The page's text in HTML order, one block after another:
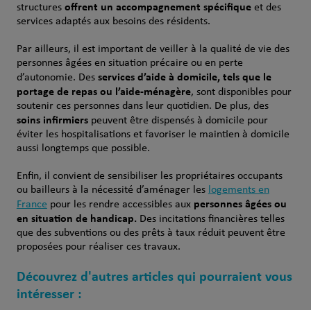
structures offrent un accompagnement spécifiqueet des
services adaptés aux besoins des résidents.
Par ailleurs, il est important de veiller à la qualité de vie des
personnes âgées en situation précaire ou en perte
d’autonomie. Des services d’aide à domicile, tels que le
portage de repas ou l’aide-ménagère, sont disponibles pour
soutenir ces personnes dans leur quotidien. De plus, des
soins infirmierspeuvent être dispensés à domicile pour
éviter les hospitalisations et favoriser le maintien à domicile
aussi longtemps que possible.
Enfin, il convient de sensibiliser les propriétaires occupants
ou bailleurs à la nécessité d’aménager les logements en
France pour les rendre accessibles aux personnes âgées ou
en situation de handicap. Des incitations financières telles
que des subventions ou des prêts à taux réduit peuvent être
proposées pour réaliser ces travaux.
Découvrez d'autres articles qui pourraient vous
intéresser :